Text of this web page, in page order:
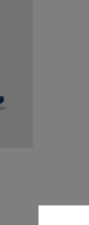
aus Recycling-PET in
Herrensandale aus
Herrensandale aus